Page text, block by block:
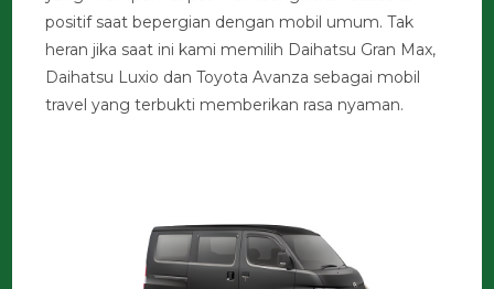
positif saat bepergian dengan mobil umum. Tak
heran jika saat ini kami memilih Daihatsu Gran Max,
Daihatsu Luxio dan Toyota Avanza sebagai mobil
travel yang terbukti memberikan rasa nyaman.